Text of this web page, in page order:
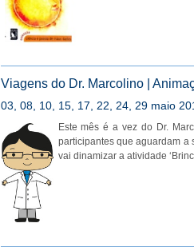
Viagens do Dr. Marcolino |
03, 08, 10, 15, 17, 22, 24, 29 maio
Este mês é a vez do Dr.
participantes que aguardam
vai dinamizar a atividade